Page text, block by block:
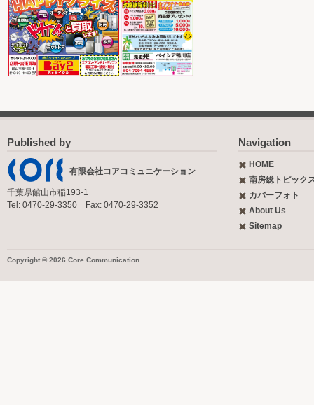
Published by
有限会社コアコミュニケーション
千葉県館山市稲193-1
Tel: 0470-29-3350 Fax: 0470-29-3352
Navigation
HOME
南房総トピック
カバーフォト
About Us
Sitemap
Copyright © 2026 Core Communication.